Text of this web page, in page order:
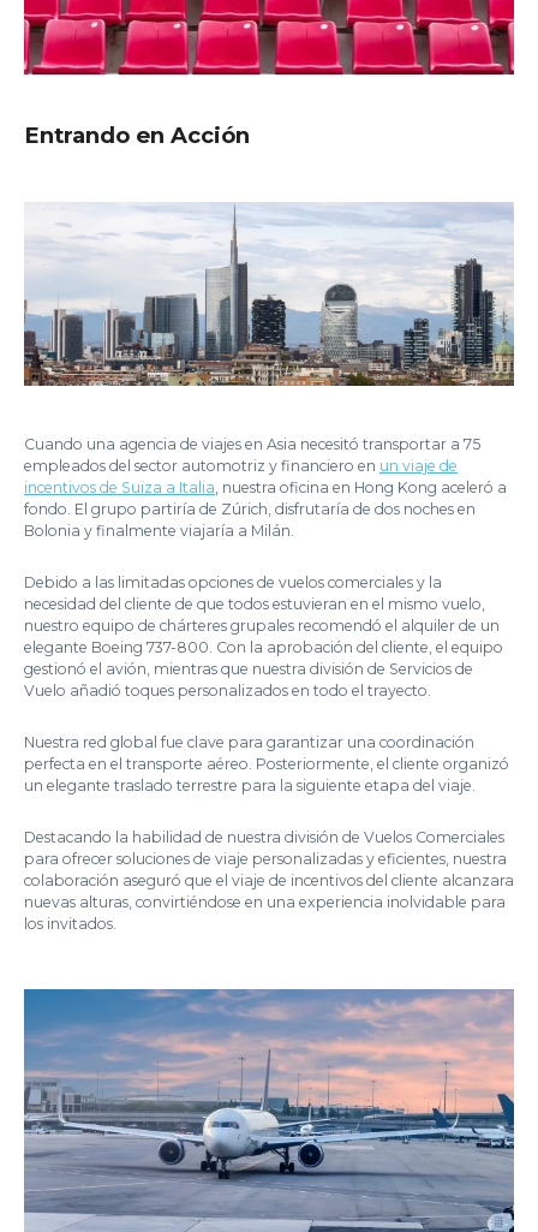
Entrando en Acción
Cuando una agencia de viajes en Asia necesitó transportar a 75
empleados del sector automotriz y financiero en un viaje de
incentivos de Suiza a Italia , nuestra oficina en Hong Kong aceleró a
fondo. El grupo partiría de Zúrich, disfrutaría de dos noches en
Bolonia y finalmente viajaría a Milán.
Debido a las limitadas opciones de vuelos comerciales y la
necesidad del cliente de que todos estuvieran en el mismo vuelo,
nuestro equipo de chárteres grupales recomendó el alquiler de un
elegante Boeing 737-800. Con la aprobación del cliente, el equipo
gestionó el avión, mientras que nuestra división de Servicios de
Vuelo añadió toques personalizados en todo el trayecto.
Nuestra red global fue clave para garantizar una coordinación
perfecta en el transporte aéreo. Posteriormente, el cliente organizó
un elegante traslado terrestre para la siguiente etapa del viaje.
Destacando la habilidad de nuestra división de Vuelos Comerciales
para ofrecer soluciones de viaje personalizadas y eficientes, nuestra
colaboración aseguró que el viaje de incentivos del cliente alcanzara
nuevas alturas, convirtiéndose en una experiencia inolvidable para
los invitados.